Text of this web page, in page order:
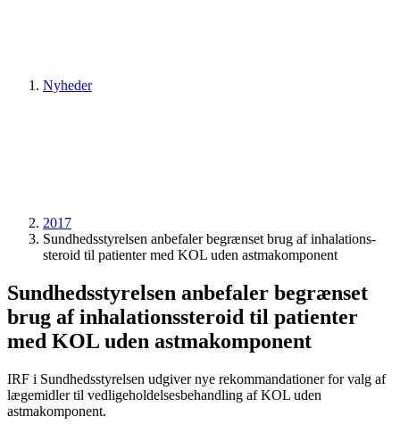
Nyheder
2017
Sundheds­styrelsen anbefaler begrænset brug af inhalations­
steroid til patienter med KOL uden astma­komponent
Sundheds­styrelsen anbefaler begrænset
brug af inhalations­steroid til patienter
med KOL uden astma­komponent
IRF i Sundhedsstyrelsen udgiver nye rekommandationer for valg af
lægemidler til vedligeholdelsesbehandling af KOL uden
astmakomponent.